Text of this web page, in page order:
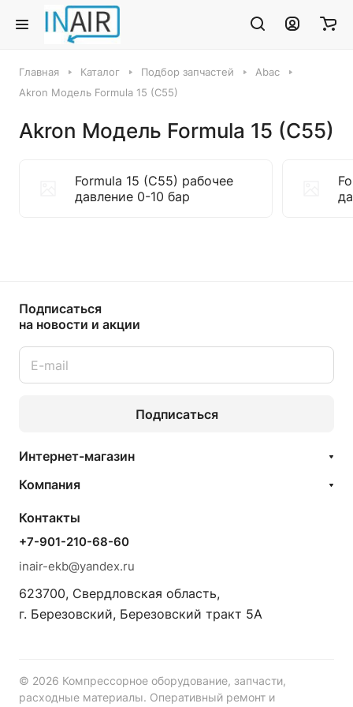
Главная Каталог Подбор запчастей
Abac
Akron Модель Formula 15 (C55)
Akron Модель Formula 15 (C55)
Formula 15 (C55) рабочее
давление 0-10 бар
Подписаться
на новости и акции
Подписаться
Интернет-магазин
Компания
Контакты
+7-901-210-68-60
inair-ekb@yandex.ru
623700, Свердловская область,
г. Березовский, Березовский тракт 5А
© 2026 Компрессорное оборудование, запчасти,
расходные материалы. Оперативный ремонт и